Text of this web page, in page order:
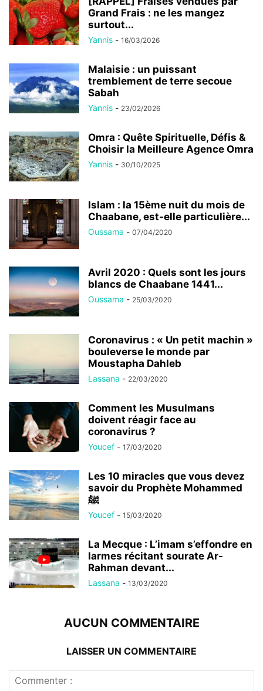
Grand Frais : ne les mangez
surtout...
Yannis - 16/03/2026
Malaisie : un puissant
tremblement de terre secoue
Sabah
Yannis - 23/02/2026
Omra : Quête Spirituelle, Défis &
Choisir la Meilleure Agence Omra
Yannis - 30/10/2025
Islam : la 15ème nuit du mois de
Chaabane, est-elle particulière...
Oussama - 07/04/2020
Avril 2020 : Quels sont les jours
blancs de Chaabane 1441...
Oussama - 25/03/2020
Coronavirus : « Un petit machin »
bouleverse le monde par
Moustapha Dahleb
Lassana - 22/03/2020
Comment les Musulmans
doivent réagir face au
coronavirus ?
Youcef - 17/03/2020
Les 10 miracles que vous devez
savoir du Prophète Mohammed
ﷺ
Youcef - 15/03/2020
La Mecque : L’imam s’effondre en
larmes récitant sourate Ar-
Rahman devant...
Lassana - 13/03/2020
AUCUN COMMENTAIRE
LAISSER UN COMMENTAIRE